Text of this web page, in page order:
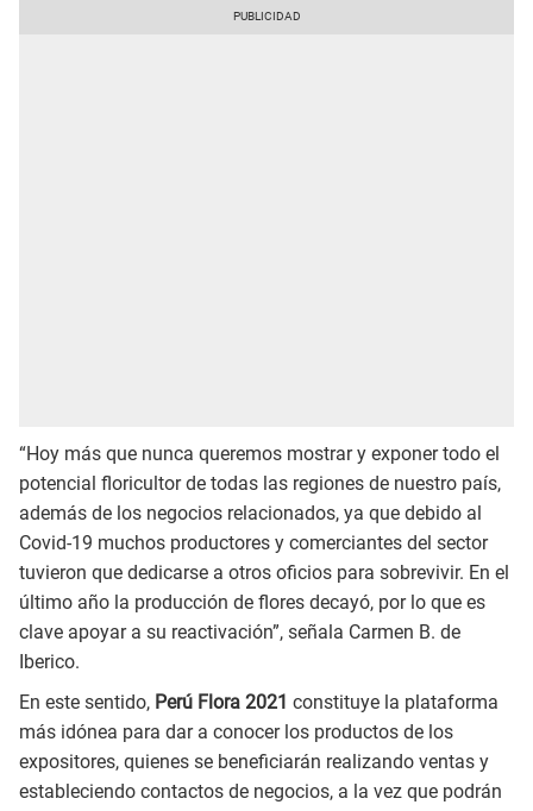
“Hoy más que nunca queremos mostrar y exponer todo el
potencial floricultor de todas las regiones de nuestro país,
además de los negocios relacionados, ya que debido al
Covid-19 muchos productores y comerciantes del sector
tuvieron que dedicarse a otros oficios para sobrevivir. En el
último año la producción de flores decayó, por lo que es
clave apoyar a su reactivación”, señala Carmen B. de
Iberico.
En este sentido, Perú Flora 2021 constituye la plataforma
más idónea para dar a conocer los productos de los
expositores, quienes se beneficiarán realizando ventas y
estableciendo contactos de negocios, a la vez que podrán